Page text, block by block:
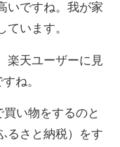
いですね。我が家
います。
楽天ユーザーに見
すね。
い物をするのと
るさと納税）をす